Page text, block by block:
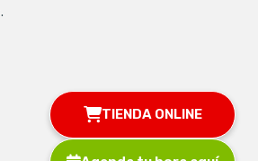
TIENDA ONLINE